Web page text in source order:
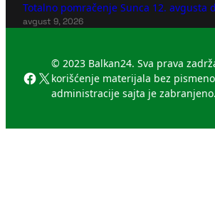
Totalno pomračenje Sunca 12. avgusta
avgust 9, 2026
Facebook
X
© 2023 Balkan24. Sva prava
korišćenje materijala bez
administracije sajta je zabranjeno.